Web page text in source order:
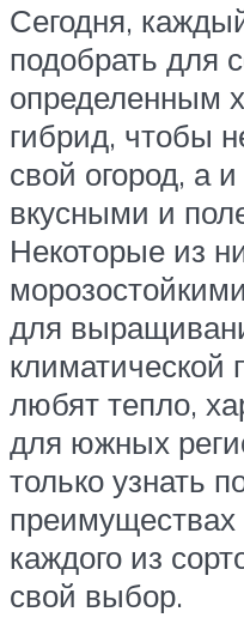
Сегодня,
подобрать для
определенным
гибрид, чтобы
свой огород, а
вкусными и
Некоторые из
для
климатической
любят тепло,
для южных
только узнать
преимуществах
каждого из
свой выбор.